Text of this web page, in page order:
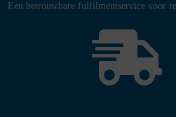
Een betrouwbare fulfilmentservice voor